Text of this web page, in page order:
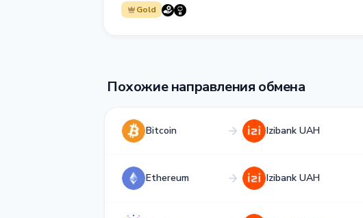
Gold
Похожие направления обмена
Bitcoin Izibank UAH
Ethereum Izibank UAH